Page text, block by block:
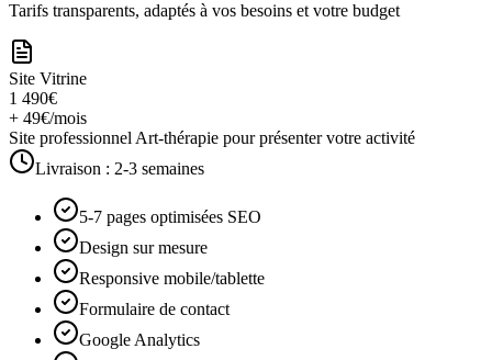
Tarifs transparents, adaptés à vos besoins et votre budget
Site Vitrine
1 490€
+ 49€/mois
Site professionnel Art-thérapie pour présenter votre activité
Livraison : 2-3 semaines
5-7 pages optimisées SEO
Design sur mesure
Responsive mobile/tablette
Formulaire de contact
Google Analytics